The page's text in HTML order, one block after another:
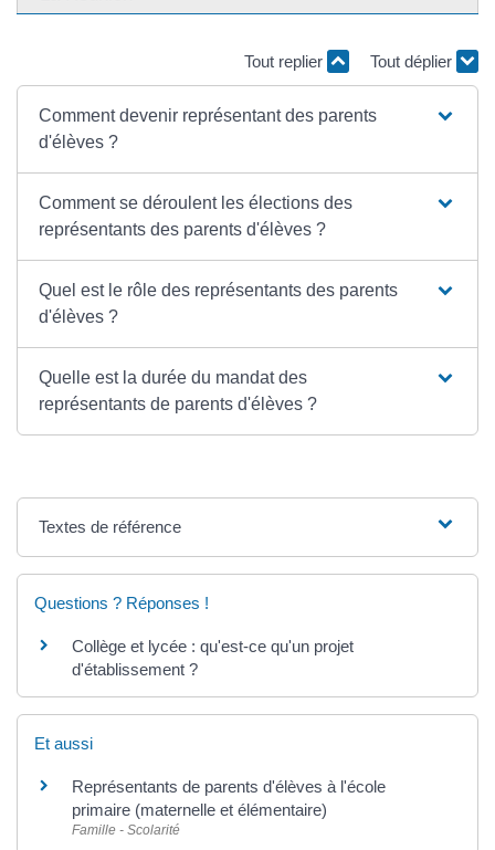
Tout replier Tout déplier
Comment devenir représentant des parents
d'élèves ?
Comment se déroulent les élections des
représentants des parents d'élèves ?
Quel est le rôle des représentants des parents
d'élèves ?
Quelle est la durée du mandat des
représentants de parents d'élèves ?
Textes de référence
Questions ? Réponses !
Collège et lycée : qu'est-ce qu'un projet
d'établissement ?
Et aussi
Représentants de parents d'élèves à l'école
primaire (maternelle et élémentaire)
Famille - Scolarité